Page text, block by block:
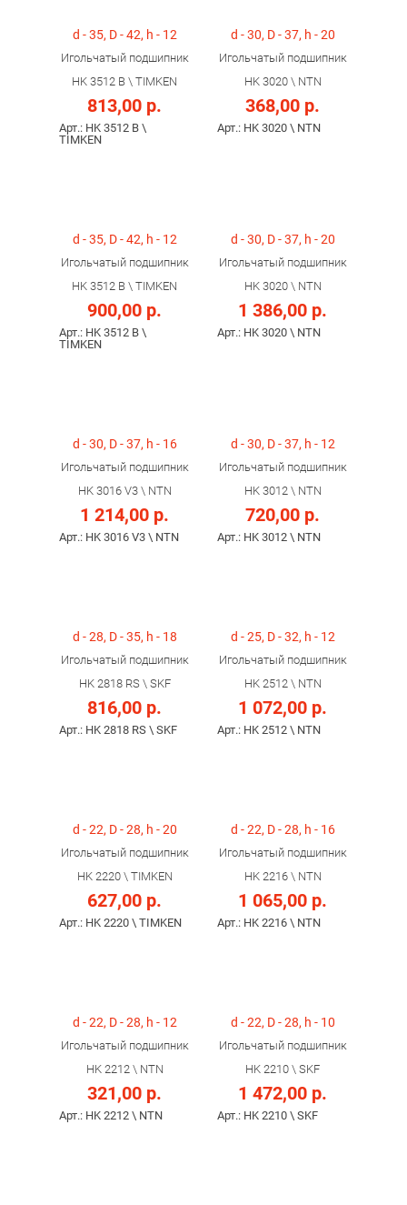
d - 35, D - 42, h - 12
Игольчатый подшипник
HK 3512 B \ TIMKEN
813,00 р.
Арт.: HK 3512 B \
TIMKEN
d - 30, D - 37, h - 20
Игольчатый подшипник
HK 3020 \ NTN
368,00 р.
Арт.: HK 3020 \ NTN
d - 35, D - 42, h - 12
Игольчатый подшипник
HK 3512 B \ TIMKEN
900,00 р.
Арт.: HK 3512 B \
TIMKEN
d - 30, D - 37, h - 20
Игольчатый подшипник
HK 3020 \ NTN
1 386,00 р.
Арт.: HK 3020 \ NTN
d - 30, D - 37, h - 16
Игольчатый подшипник
HK 3016 V3 \ NTN
1 214,00 р.
Арт.: HK 3016 V3 \ NTN
d - 30, D - 37, h - 12
Игольчатый подшипник
HK 3012 \ NTN
720,00 р.
Арт.: HK 3012 \ NTN
d - 28, D - 35, h - 18
Игольчатый подшипник
HK 2818 RS \ SKF
816,00 р.
Арт.: HK 2818 RS \ SKF
d - 25, D - 32, h - 12
Игольчатый подшипник
HK 2512 \ NTN
1 072,00 р.
Арт.: HK 2512 \ NTN
d - 22, D - 28, h - 20
Игольчатый подшипник
HK 2220 \ TIMKEN
627,00 р.
Арт.: HK 2220 \ TIMKEN
d - 22, D - 28, h - 16
Игольчатый подшипник
HK 2216 \ NTN
1 065,00 р.
Арт.: HK 2216 \ NTN
d - 22, D - 28, h - 12
Игольчатый подшипник
HK 2212 \ NTN
321,00 р.
Арт.: HK 2212 \ NTN
d - 22, D - 28, h - 10
Игольчатый подшипник
HK 2210 \ SKF
1 472,00 р.
Арт.: HK 2210 \ SKF